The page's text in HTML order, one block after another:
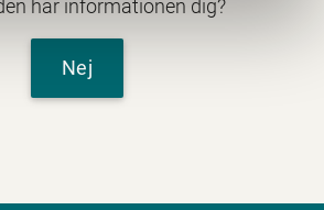
här informationen dig?
Nej